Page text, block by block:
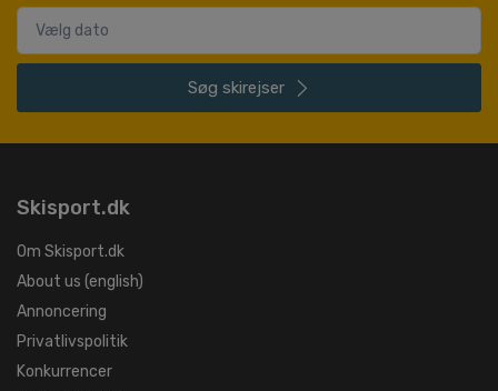
Søg skirejser
Skisport.dk
Om Skisport.dk
About us (english)
Annoncering
Privatlivspolitik
Konkurrencer